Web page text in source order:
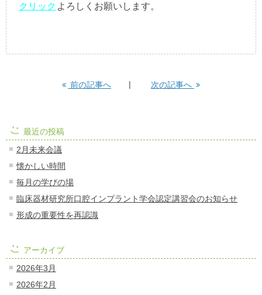
クリック よろしくお願いします。
前の記事へ 次の記事へ
最近の投稿
2月未来会議
懐かしい時間
毎月の学びの場
臨床器材研究所口腔インプラント学会認定講習会のお知らせ
形成の重要性を再認識
アーカイブ
2026年3月
2026年2月